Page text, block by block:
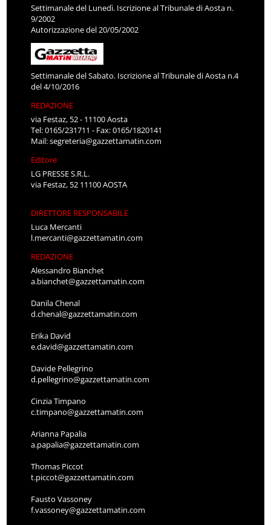
Settimanale del Lunedì. Iscrizione al Tribunale di Aosta n.
9/2002
Autorizzazione del 20/05/2002
Settimanale del Sabato. Iscrizione al Tribunale di Aosta n.4
del 4/10/2016
REDAZIONE
via Festaz, 52 - 11100 Aosta
Tel: 0165/231711 - Fax: 0165/1820141
Mail:segreteria@gazzettamatin.com
Editore
LG PRESSE S.R.L.
via Festaz, 52 11100 AOSTA
DIRETTORE RESPONSABILE
Luca Mercanti
l.mercanti@gazzettamatin.com
REDAZIONE
Alessandro Bianchet
a.bianchet@gazzettamatin.com
Danila Chenal
d.chenal@gazzettamatin.com
Erika David
e.david@gazzettamatin.com
Davide Pellegrino
d.pellegrino@gazzettamatin.com
Cinzia Timpano
c.timpano@gazzettamatin.com
Arianna Papalia
a.papalia@gazzettamatin.com
Thomas Piccot
t.piccot@gazzettamatin.com
Fausto Vassoney
f.vassoney@gazzettamatin.com